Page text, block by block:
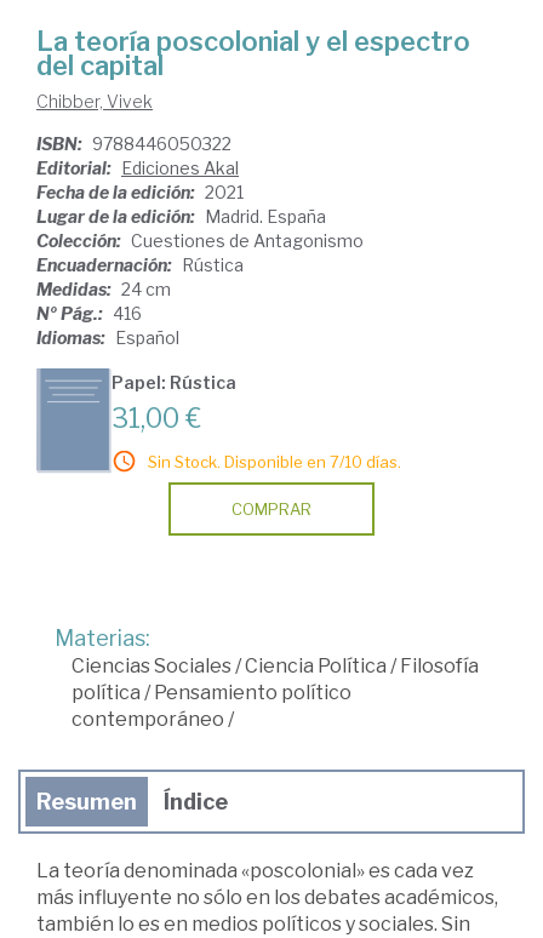
La teoría poscolonial y el espectro
del capital
Chibber, Vivek
ISBN: 9788446050322
Editorial: Ediciones Akal
Fecha de la edición: 2021
Lugar de la edición: Madrid. España
Colección: Cuestiones de Antagonismo
Encuadernación: Rústica
Medidas: 24 cm
Nº Pág.: 416
Idiomas: Español
Papel: Rústica
31,00 €
Sin Stock. Disponible en 7/10 días.
COMPRAR
Materias:
Ciencias Sociales/Ciencia Política /Filosofía
política /Pensamiento político
contemporáneo /
Resumen Índice
La teoría denominada «poscolonial» es cada vez
más influyente no sólo en los debates académicos,
también lo es en medios políticos y sociales. Sin